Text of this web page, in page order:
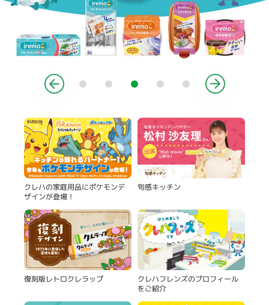
クレハの家庭用品にポケモンデ
ザインが登場！
旬感キッチン
復刻版レトロクレラップ クレハフレンズのプロフィール
をご紹介